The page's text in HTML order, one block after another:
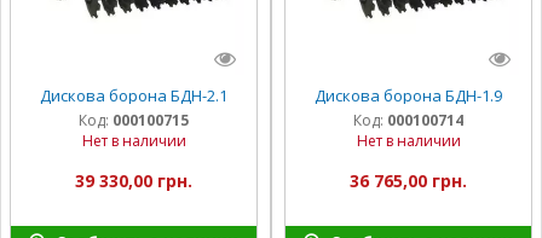
Дискова борона БДН-2.1
Код: 000100715
Нет в наличии
39 330,00 грн.
Дискова борона БДН-1.9
Код: 000100714
Нет в наличии
36 765,00 грн.